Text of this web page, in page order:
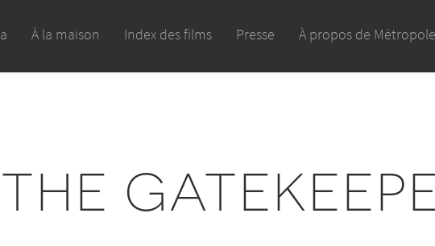
À la maison Index des films Presse À propos de
THE